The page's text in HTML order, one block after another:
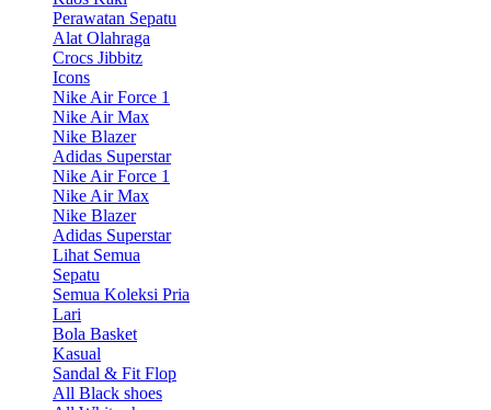
Perawatan Sepatu
Alat Olahraga
Crocs Jibbitz
Icons
Nike Air Force 1
Nike Air Max
Nike Blazer
Adidas Superstar
Nike Air Force 1
Nike Air Max
Nike Blazer
Adidas Superstar
Lihat Semua
Sepatu
Semua Koleksi Pria
Lari
Bola Basket
Kasual
Sandal & Fit Flop
All Black shoes